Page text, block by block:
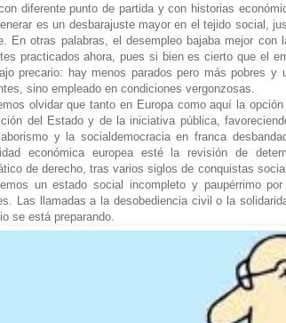
diferente punto de partida y con historias
es un desbarajuste mayor en el tejido social,
En otras palabras, el desempleo bajaba mejor
practicados ahora, pues si bien es cierto que el
precario: hay menos parados pero más pobres
sino empleado en condiciones vergonzosas.
olvidar que tanto en Europa como aquí la
del Estado y de la iniciativa pública,
y la socialdemocracia en franca
económica europea esté la revisión de
de derecho, tras varios siglos de conquistas
un estado social incompleto y paupérrimo
Las llamadas a la desobediencia civil o la
se está preparando.